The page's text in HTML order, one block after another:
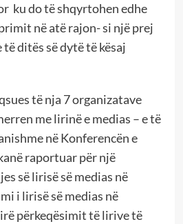
ku do të shqyrtohen edhe
në atë rajon- si një prej
ditës së dytë të kësaj
të nja 7 organizatave
me lirinë e medias – e të
në Konferencën e
raportuar për një
së lirisë së medias në
i lirisë së medias në
përkeqësimit të lirive të